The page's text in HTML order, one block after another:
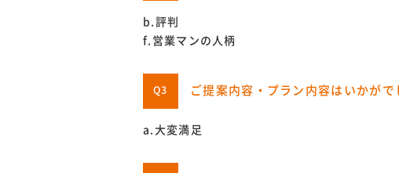
b.評判
f.営業マンの人柄
Q3 ご提案内容・プラン内容はいかがで
a.大変満足